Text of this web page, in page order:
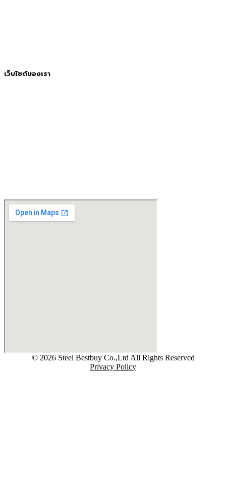
เว็บไซต์ของเรา
© 2026 Steel Bestbuy Co.,Ltd All Rights Reserved
Privacy Policy